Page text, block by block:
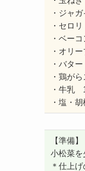
・ジャ
・セロ
・ベー
・オリ
・バタ
・鶏が
・牛乳
・塩・
【準備】
小松菜を
＊仕上